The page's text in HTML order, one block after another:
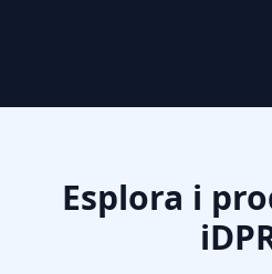
Esplora i